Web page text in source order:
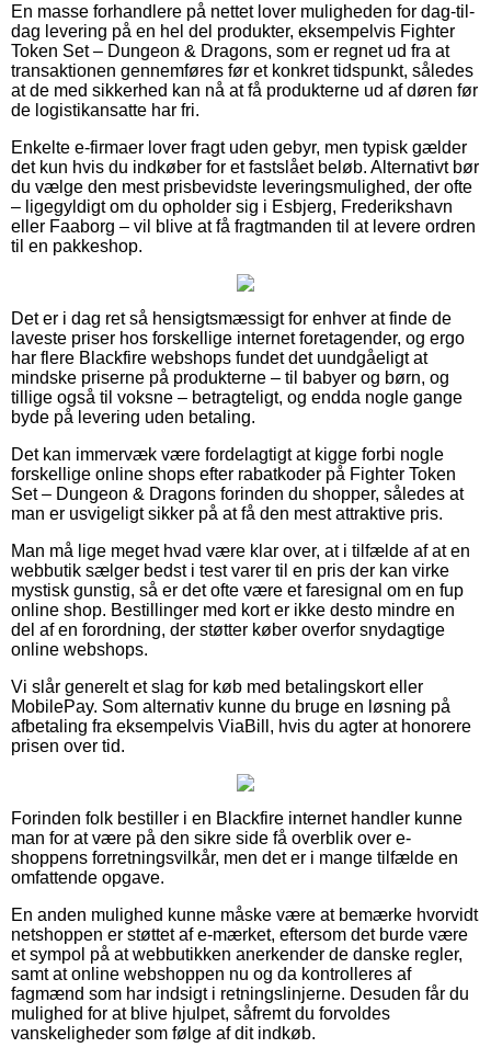
En masse forhandlere på nettet lover muligheden for dag-til-
dag levering på en hel del produkter, eksempelvis Fighter
Token Set – Dungeon & Dragons, som er regnet ud fra at
transaktionen gennemføres før et konkret tidspunkt, således
at de med sikkerhed kan nå at få produkterne ud af døren før
de logistikansatte har fri.
Enkelte e-firmaer lover fragt uden gebyr, men typisk gælder
det kun hvis du indkøber for et fastslået beløb. Alternativt bør
du vælge den mest prisbevidste leveringsmulighed, der ofte
– ligegyldigt om du opholder sig i Esbjerg, Frederikshavn
eller Faaborg – vil blive at få fragtmanden til at levere ordren
til en pakkeshop.
Det er i dag ret så hensigtsmæssigt for enhver at finde de
laveste priser hos forskellige internet foretagender, og ergo
har flere Blackfire webshops fundet det uundgåeligt at
mindske priserne på produkterne – til babyer og børn, og
tillige også til voksne – betragteligt, og endda nogle gange
byde på levering uden betaling.
Det kan immervæk være fordelagtigt at kigge forbi nogle
forskellige online shops efter rabatkoder på Fighter Token
Set – Dungeon & Dragons forinden du shopper, således at
man er usvigeligt sikker på at få den mest attraktive pris.
Man må lige meget hvad være klar over, at i tilfælde af at en
webbutik sælger bedst i test varer til en pris der kan virke
mystisk gunstig, så er det ofte være et faresignal om en fup
online shop. Bestillinger med kort er ikke desto mindre en
del af en forordning, der støtter køber overfor snydagtige
online webshops.
Vi slår generelt et slag for køb med betalingskort eller
MobilePay. Som alternativ kunne du bruge en løsning på
afbetaling fra eksempelvis ViaBill, hvis du agter at honorere
prisen over tid.
Forinden folk bestiller i en Blackfire internet handler kunne
man for at være på den sikre side få overblik over e-
shoppens forretningsvilkår, men det er i mange tilfælde en
omfattende opgave.
En anden mulighed kunne måske være at bemærke hvorvidt
netshoppen er støttet af e-mærket, eftersom det burde være
et sympol på at webbutikken anerkender de danske regler,
samt at online webshoppen nu og da kontrolleres af
fagmænd som har indsigt i retningslinjerne. Desuden får du
mulighed for at blive hjulpet, såfremt du forvoldes
vanskeligheder som følge af dit indkøb.